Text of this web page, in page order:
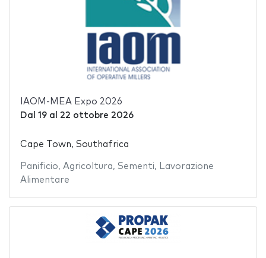
IAOM-MEA Expo 2026
Dal 19al 22 ottobre 2026
Cape Town, Southafrica
Panificio, Agricoltura, Sementi, Lavorazione
Alimentare